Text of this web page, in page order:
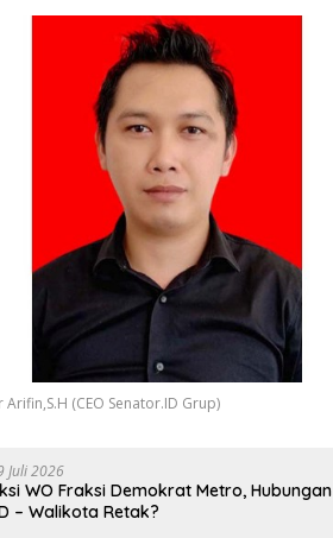
Arifin,S.H (CEO Senator.ID Grup)
Juli 2026
WO Fraksi Demokrat Metro, Hubungan
– Walikota Retak?